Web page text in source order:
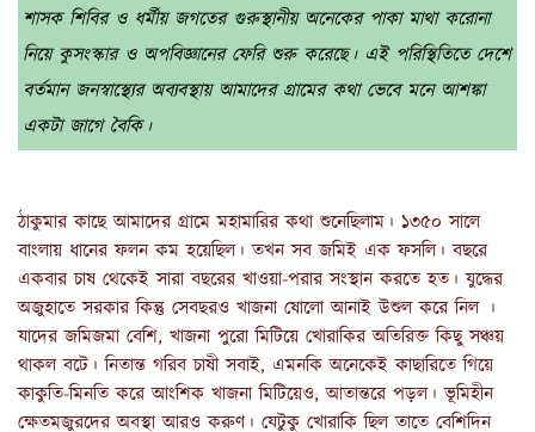
শাসক শিবির ও ধর্মীয় জগতের গুরুস্থানীয় অনেকের পাকা মাথা করোনা
নিয়ে কুসংস্কার ও অপবিজ্ঞানের ফেরি শুরু করেছে। এই পরিস্থিতিতে দেশে
বর্তমান জনস্বাস্থ্যের অব্যবস্থায় আমাদের গ্রামের কথা ভেবে মনে আশঙ্কা
একটা জাগে বৈকি।
ঠাকুমার কাছে আমাদের গ্রামে মহামারির কথা শুনেছিলাম। ১৩৫০ সালে
বাংলায় ধানের ফলন কম হয়েছিল। তখন সব জমিই এক ফসলি। বছরে
একবার চাষ থেকেই সারা বছরের খাওয়া-পরার সংস্থান করতে হত। যুদ্ধের
অজুহাতে সরকার কিন্তু সেবছরও খাজনা ষোলো আনাই উশুল করে নিল ।
যাদের জমিজমা বেশি, খাজনা পুরো মিটিয়ে খোরাকির অতিরিক্ত কিছু সঞ্চয়
থাকল বটে। নিতান্ত গরিব চাষী সবাই, এমনকি অনেকেই কাছারিতে গিয়ে
কাকুতি-মিনতি করে আংশিক খাজনা মিটিয়েও, আতান্তরে পড়ল। ভূমিহীন
ক্ষেতমজুরদের অবস্থা আরও করুণ। যেটুকু খোরাকি ছিল তাতে বেশিদিন